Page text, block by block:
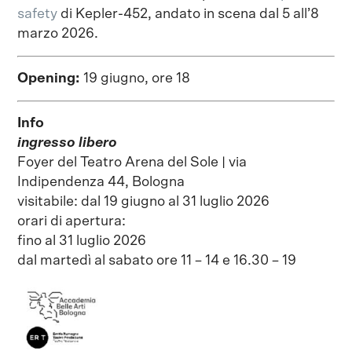
safety di Kepler-452, andato in scena dal 5 all’8
marzo 2026.
Opening: 19 giugno, ore 18
Info
ingresso libero
Foyer del Teatro Arena del Sole | via
Indipendenza 44, Bologna
visitabile: dal 19 giugno al 31 luglio 2026
orari di apertura:
fino al 31 luglio 2026
dal martedì al sabato ore 11 – 14 e 16.30 – 19